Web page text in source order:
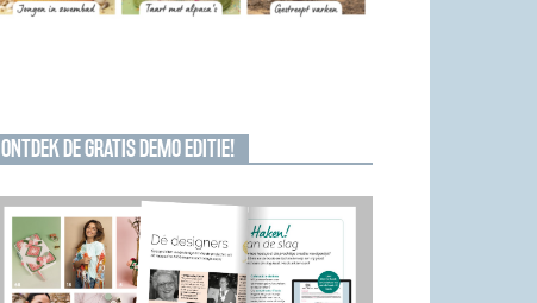
ONTDEK DE GRATIS DEMO EDITIE!